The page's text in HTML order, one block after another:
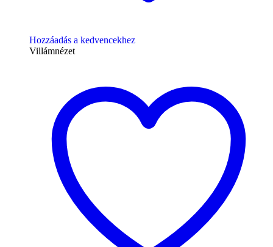
Hozzáadás a kedvencekhez
Villámnézet